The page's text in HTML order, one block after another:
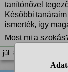
tanítónővel
Későbbi
ismerték, igy
Most mi a
júl. 8. 12:02